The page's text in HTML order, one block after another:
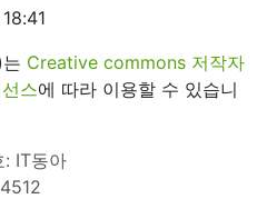
Creative commons 저작자
스에 따라 이용할 수 있습니
: IT동아